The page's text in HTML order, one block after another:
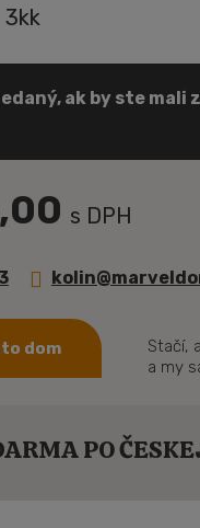
3kk
ak by ste mali
s DPH
dom
Stačí,
a my
PO